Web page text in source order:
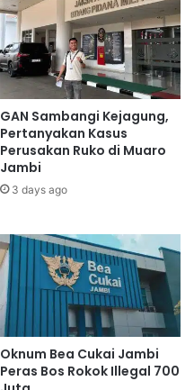
GAN Sambangi Kejagung,
Pertanyakan Kasus
Perusakan Ruko di Muaro
Jambi
3 days ago
Oknum Bea Cukai Jambi
Peras Bos Rokok Illegal 700